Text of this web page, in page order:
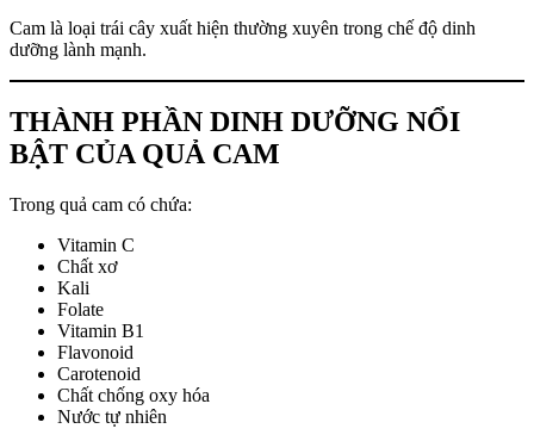
Cam là loại trái cây xuất hiện thường xuyên trong chế độ dinh
dưỡng lành mạnh.
THÀNH PHẦN DINH DƯỠNG NỔI
BẬT CỦA QUẢ CAM
Trong quả cam có chứa:
Vitamin C
Chất xơ
Kali
Folate
Vitamin B1
Flavonoid
Carotenoid
Chất chống oxy hóa
Nước tự nhiên